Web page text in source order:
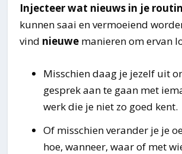
Injecteer wat nieuws in je
kunnen saai en vermoeiend
vind nieuwe manieren om ervan
Misschien daag je jezelf uit
gesprek aan te gaan met
werk die je niet zo goed kent.
Of misschien verander je je
hoe, wanneer, waar of met